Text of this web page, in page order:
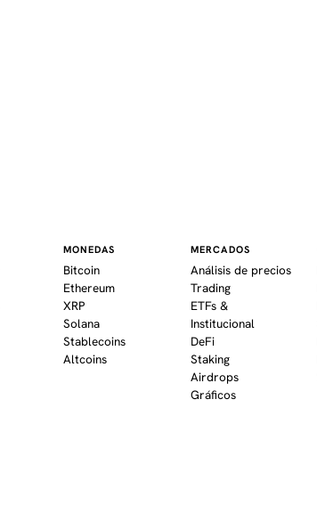
MONEDAS
Bitcoin
Ethereum
XRP
Solana
Stablecoins
Altcoins
MERCADOS
Análisis de precios
Trading
ETFs &
Institucional
DeFi
Staking
Airdrops
Gráficos